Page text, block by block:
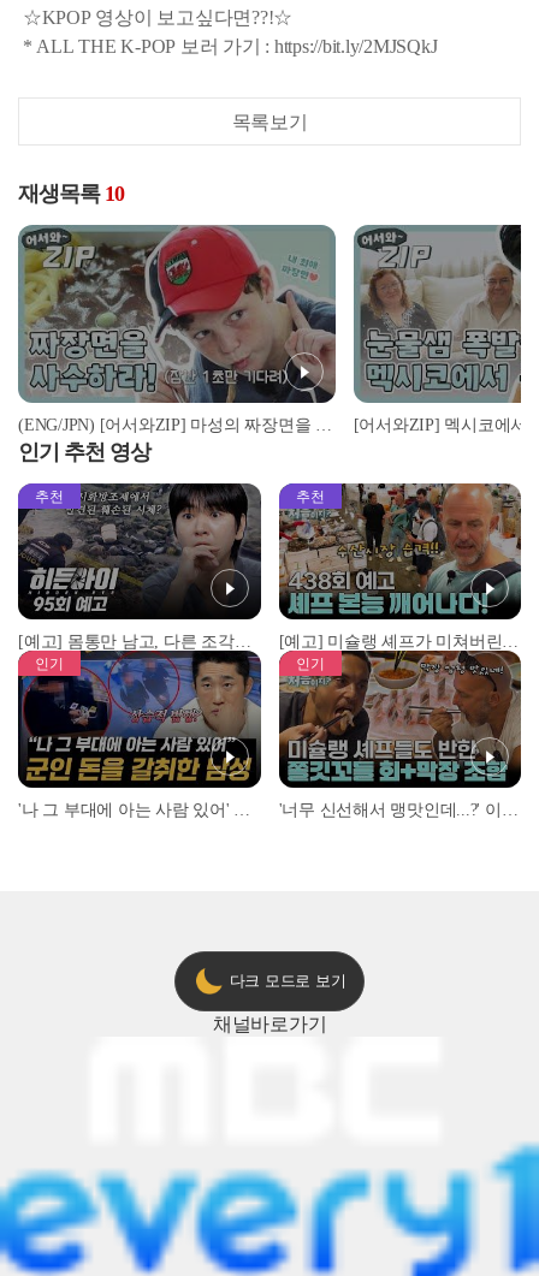
☆KPOP 영상이 보고싶다면??!☆
* ALL THE K-POP 보러 가기 : https://bit.ly/2MJSQkJ
목록보기
재생목록 10
(ENG/JPN) [어서와ZIP] 마성의 짜장면을 차지하기 위한 자리싸움♨ l #어서와한국은처음이지 l EP.105
인기 추천 영상
추천
[예고] 몸통만 남고, 다른 조각은 어디에..? 시화호에서 드러난 충격적인 토막 살인사건!
추천
[예고] 미슐랭 셰프가 미쳐버린 이유! 본능이 깨어난 사건은?
인기 인기
다크 모드로 보기
채널바로가기